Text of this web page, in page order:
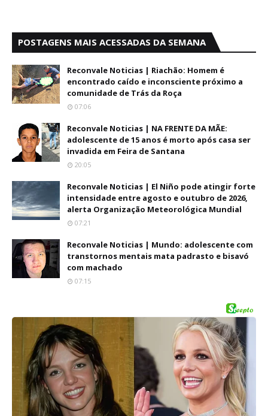
POSTAGENS MAIS ACESSADAS DA SEMANA
Reconvale Noticias | Riachão: Homem é
encontrado caído e inconsciente próximo a
comunidade de Trás da Roça
07:06
Reconvale Noticias | NA FRENTE DA MÃE:
adolescente de 15 anos é morto após casa ser
invadida em Feira de Santana
20:05
Reconvale Noticias | El Niño pode atingir forte
intensidade entre agosto e outubro de 2026,
alerta Organização Meteorológica Mundial
07:21
Reconvale Noticias | Mundo: adolescente com
transtornos mentais mata padrasto e bisavó
com machado
07:15